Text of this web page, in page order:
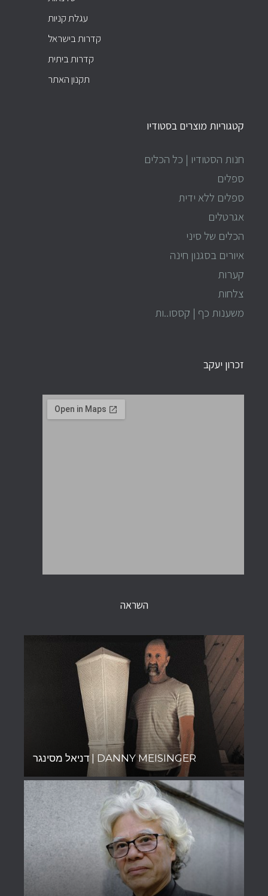
עגלת קניות
קדרות בישראל
קדרות ביתית
תקנון האתר
קטגוריות מוצרים בסטודיו
חנות הסטודיו | כל הכלים
ספלים
ספלים ללא ידית
אגרטלים
הכלים של סיני
איורים בסגנון חינה
קערות
צלחות
משענות כף | קססו..ות
זכרון יעקב
השראה
דניאל מסינגר | DANNY MEISINGER